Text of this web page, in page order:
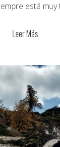
está
Leer Más